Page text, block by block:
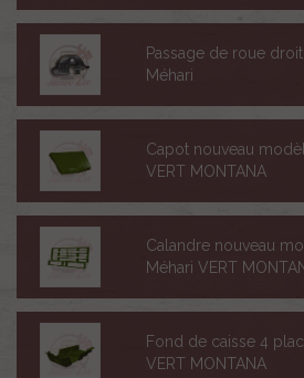
Passage de roue
Méhari
Capot nouveau
VERT MONTANA
Calandre nouveau
Méhari VERT
Fond de caisse 4
VERT MONTANA